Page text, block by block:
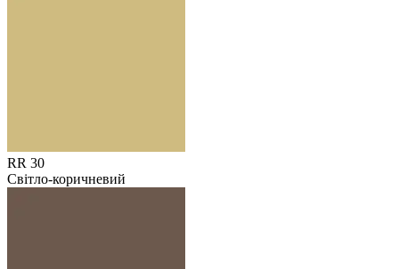
RR 30
Світло-коричневий